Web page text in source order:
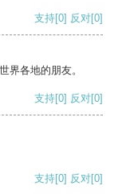
支持[0] 反对[0]
界各地的朋友。
支持[0] 反对[0]
支持[0] 反对[0]